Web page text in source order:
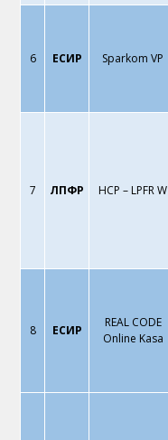
6 ЕСИР Sparkom VP
7 ЛПФР HCP – LPFR W
8 ЕСИР
REAL CODE
Online Kasa